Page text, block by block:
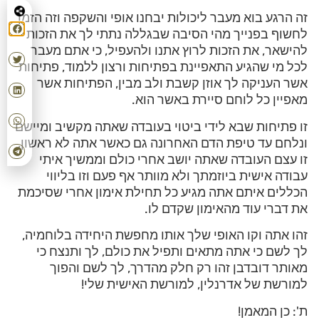
זה הרגע בוא מעבר ליכולות יבחנו אופי והשקפה וזה הזמן
לחשוף בפנייך מהי הסיבה שבגללה נתתי לך את הזכות
להישאר, את הזכות לרוץ אתנו ולהעפיל, כי אתם מעבר
לכל מי שהגיע התאפיינת בפתיחות ורצון ללמוד, פתיחות
אשר העניקה לך אוזן קשבת ולב מבין, הפתיחות אשר
מאפיין כל לוחם סיירת באשר הוא.
זו פתיחות שבא לידי ביטוי בעובדה שאתה מקשיב ומיישם
ונלחם עד טיפת הדם האחרונה גם כאשר אתה לא ראשון,
זו עצם העובדה שאתה יושב אחרי כולם וממשיך איתי
עבודה אישית ביוזמתך ולא מוותר אף פעם וזו בליווי
הכללים איתם אתה מגיע כל תחילת אימון אחרי שסיכמת
את דברי עוד מהאימון שקדם לו.
זהו אתה וקו האופי שלך אותו מחפשת היחידה בלוחמיה,
לך לשם כי אתה מתאים ותפיל את כולם, לך ותנצח כי
מאותר דובדבן זהו רק חלק מהדרך, לך לשם והפוך
למורשת של אדרנלין, למורשת האישית שלי!
ת': כן המאמן!